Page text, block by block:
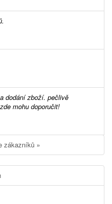
mohu doporučit!
zákazníků »